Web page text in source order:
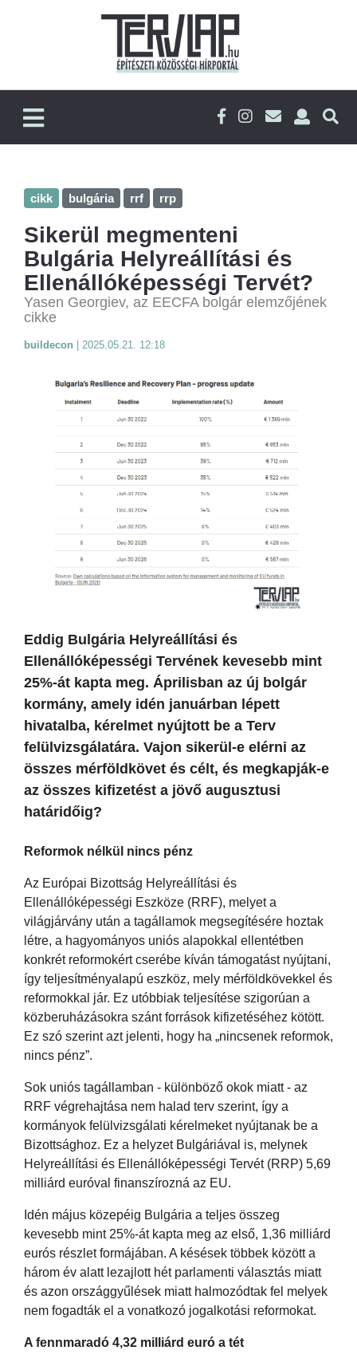
cikk bulgária rrf rrp
Sikerül megmenteni
Bulgária Helyreállítási és
Ellenállóképességi Tervét?
Yasen Georgiev, az EECFA bolgár elemzőjének
cikke
buildecon 2025.05.21. 12:18
Eddig Bulgária Helyreállítási és
Ellenállóképességi Tervének kevesebb mint
25%-át kapta meg. Áprilisban az új bolgár
kormány, amely idén januárban lépett
hivatalba, kérelmet nyújtott be a Terv
felülvizsgálatára. Vajon sikerül-e elérni az
összes mérföldkövet és célt, és megkapják-e
az összes kifizetést a jövő augusztusi
határidőig?
Reformok nélkül nincs pénz
Az Európai Bizottság Helyreállítási és
Ellenállóképességi Eszköze (RRF), melyet a
világjárvány után a tagállamok megsegítésére hoztak
létre, a hagyományos uniós alapokkal ellentétben
konkrét reformokért cserébe kíván támogatást nyújtani,
így teljesítményalapú eszköz, mely mérföldkövekkel és
reformokkal jár. Ez utóbbiak teljesítése szigorúan a
közberuházásokra szánt források kifizetéséhez kötött.
Ez szó szerint azt jelenti, hogy ha „nincsenek reformok,
nincs pénz”.
Sok uniós tagállamban - különböző okok miatt - az
RRF végrehajtása nem halad terv szerint, így a
kormányok felülvizsgálati kérelmeket nyújtanak be a
Bizottsághoz. Ez a helyzet Bulgáriával is, melynek
Helyreállítási és Ellenállóképességi Tervét (RRP) 5,69
milliárd euróval finanszírozná az EU.
Idén május közepéig Bulgária a teljes összeg
kevesebb mint 25%-át kapta meg az első, 1,36 milliárd
eurós részlet formájában. A késések többek között a
három év alatt lezajlott hét parlamenti választás miatt
és azon országgyűlések miatt halmozódtak fel melyek
nem fogadták el a vonatkozó jogalkotási reformokat.
A fennmaradó 4,32 milliárd euró a tét